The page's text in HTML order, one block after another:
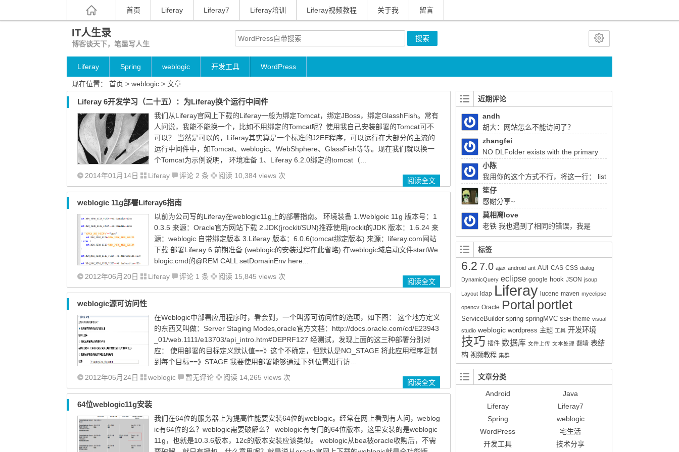
首页 Liferay Liferay7 Liferay培训 Liferay视频教程 关于我 留言
IT人生录
博客谈天下，笔墨写人生
Liferay Spring weblogic 开发工具 WordPress
现在位置： 首页 > weblogic > 文章
Liferay 6开发学习（二十五）：为Liferay换个运行中间件
我们从Liferay官网上下载的Liferay一般为绑定Tomcat，绑定JBoss，绑定GlasshFish。常有
人问说，我能不能换一个，比如不用绑定的Tomcat呢？使用我自己安装部署的Tomcat可不
可以？ 当然是可以的，Liferay其实算是一个标准的J2EE程序，可以运行在大部分的主流的
运行中间件中，如Tomcat、weblogic、WebShphere、GlassFish等等。现在我们就以换一
个Tomcat为示例说明， 环境准备 1、Liferay 6.2.0绑定的tomcat（...
2014年01月14日
Liferay 评论 2 条 阅读 10,384 views 次
阅读全文
weblogic 11g部署Liferay6指南
以前为公司写的Liferay在weblogic11g上的部署指南。 环境装备 1.Weblgoic 11g 版本号：1
0.3.5 来源：Oracle官方网站下载 2.JDK(jrockit/SUN)推荐使用jrockit的JDK 版本：1.6.24 来
源：weblogic 自带绑定版本 3.Liferay 版本：6.0.6(tomcat绑定版本) 来源：liferay.com网站
下载 部署Liferay 6 前期准备 (weblogic的安装过程在此省略) 在weblogic域启动文件startWe
blogic.cmd的@REM CALL setDomainEnv here...
2012年06月20日
Liferay 评论 1 条 阅读 15,845 views 次
阅读全文
weblogic源可访问性
在Weblogic中部署应用程序时，看会到，一个叫源可访问性的选项，如下图： 这个地方定义
的东西又叫做：Server Staging Modes,oracle官方文档：http://docs.oracle.com/cd/E23943
_01/web.1111/e13703/api_intro.htm#DEPRF127 经测试，发现上面的这三种部署分别对
应： 使用部署的目标定义默认值==》这个不确定，但默认是NO_STAGE 将此应用程序复制
到每个目标==》STAGE 我要使用部署能够通过下列位置进行访...
2012年05月24日
weblogic 暂无评论 阅读 14,265 views 次
阅读全文
64位weblogic11g安装
我们在64位的服务器上为提高性能要安装64位的weblogic。经常在网上看到有人问，weblog
ic有64位的么？weblogic需要破解么？ weblogic有专门的64位版本，这里安装的是weblogic
11g，也就是10.3.6版本，12c的版本安装应该类似。 weblogic从bea被oracle收购后，不需
近期评论
andh
胡大：网站怎么不能访问了？
zhangfei
NO DLFolder exists with the primary
key 22333 胡总，使用liferay上传文件报了这
个错，该怎么解决
小陈
我用你的这个方式不行，将这一行： list
= (List)QueryUtil.list(q, getDialect(),start, end,
false); 注释掉换成：list = q.list();前面的：
Query q = session.createQuery(sql); 换成
Query q =
session.createSQLQuery(HQL).addEntity("这
里是xx-service.xml的名称", 类名Impl.class);就
可以实现查询功能了。但是有个问题就是只能
得到该类的所有属性所对应的值，其它类的值
无法获得。比如我们的sql写联查就只能得到其
中一张表的数据而不是该SQL语句查询到的所
有数据。求教该如何解决的好呢？
笙仔
感謝分享~
莫相离love
老铁 我也遇到了相同的错误，我是
Liferay7.0.4+openldap2.4报的这个错，请问你
解决了吗？
标签
6.2 7.0 ajax android ant AUI CAS CSS dialog
DynamicQuery eclipse google hook JSON jsoup
Layout ldap Liferay lucene maven myeclipse
opencv Oracle Portal portlet
ServiceBuilder spring springMVC SSH theme visual
studio weblogic wordpress 主题 工具 开发环境
技巧 插件 数据库 文件上传 文本处理 翻墙 表结
构 视频教程 集群
文章分类
Android
Java
Liferay
Liferay7
Spring
weblogic
WordPress
宅生活
开发工具
技术分享